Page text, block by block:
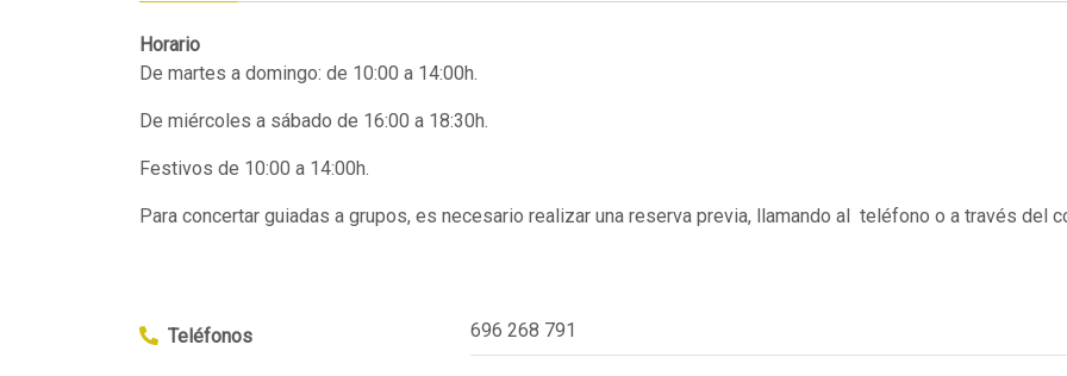
Horario
De martes a domingo: de 10:00 a 14:00h.
De miércoles a sábado de 16:00 a 18:30h.
Festivos de 10:00 a 14:00h.
Para concertar guiadas a grupos, es necesario realizar una reserva previa, llamando al teléfono o a través del
Teléfonos 696 268 791